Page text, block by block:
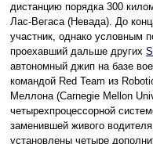
дистанцию порядка 300
Лас-Вегаса (Невада). До
участник, однако условным
проехавший дальше других
автономный джип на базе
командой Red Team из
Меллона (Carnegie Mellon
четырехпроцессорной
заменившей живого
установлены четыре